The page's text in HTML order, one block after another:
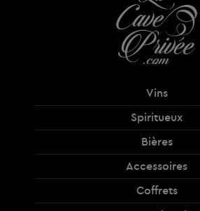
Vins
Spiritueux
Bières
Accessoires
Coffrets